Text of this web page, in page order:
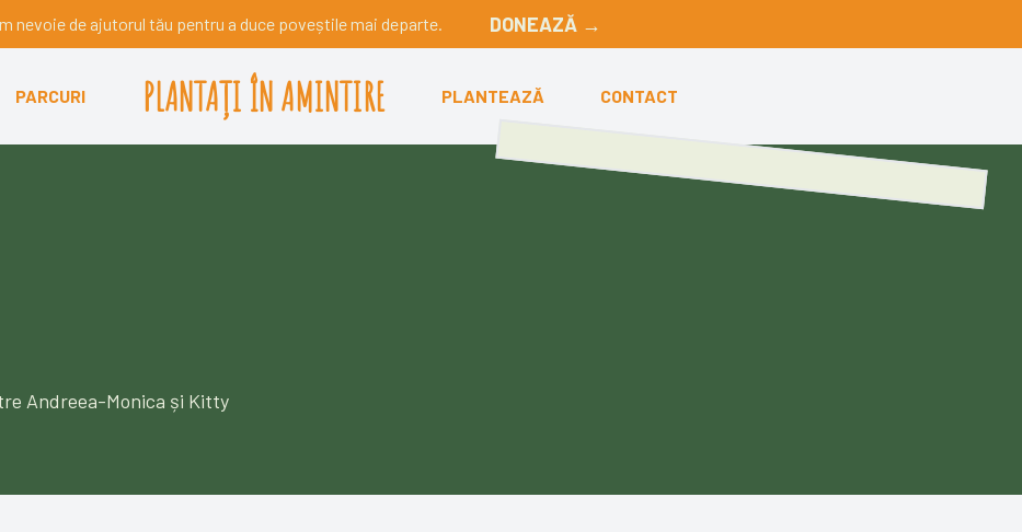
nevoie de ajutorul tău pentru a duce poveștile mai departe. DONEAZĂ →
PARCURI PLANTAȚI ÎN AMINTIRE PLANTEAZĂ CONTACT
Andreea-Monica și Kitty